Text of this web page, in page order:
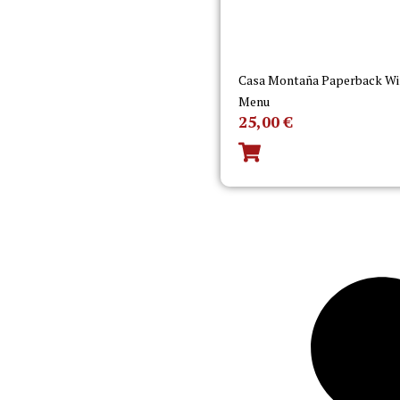
Casa Montaña Paperback
Menu
25,00€